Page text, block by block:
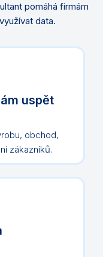
pomáhá firmám
data.
uspět
obchod,
zákazníků.